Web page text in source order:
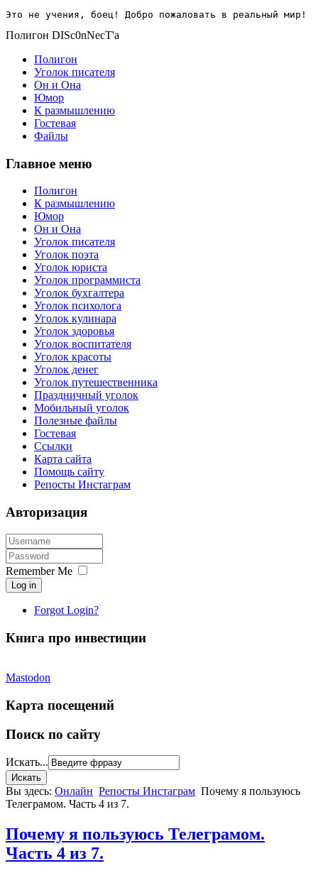
Это не учения, боец! Добро пожаловать в реальный мир!
Полигон DISc0nNecT'a
Полигон
Уголок писателя
Он и Она
Юмор
К размышлению
Гостевая
Файлы
Главное меню
Полигон
К размышлению
Юмор
Он и Она
Уголок писателя
Уголок поэта
Уголок юриста
Уголок программиста
Уголок бухгалтера
Уголок психолога
Уголок кулинара
Уголок здоровья
Уголок воспитателя
Уголок красоты
Уголок денег
Уголок путешественника
Праздничный уголок
Мобильный уголок
Полезные файлы
Гостевая
Ссылки
Карта сайта
Помощь сайту
Репосты Инстаграм
Авторизация
Remember Me
Log in
Forgot Login?
Книга про инвестиции
Mastodon
Карта посещений
Поиск по сайту
Искать...
Вы здесь: Онлайн Репосты Инстаграм Почему я пользуюсь
Телеграмом. Часть 4 из 7.
Почему я пользуюсь Телеграмом.
Часть 4 из 7.